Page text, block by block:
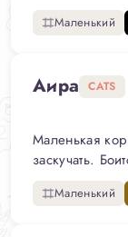
Маленький
Аира CATS
Маленькая
заскучать.
Маленький